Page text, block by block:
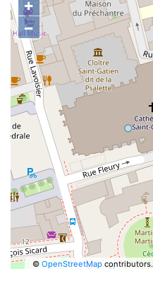
+
−
© OpenStreetMapcontributors.